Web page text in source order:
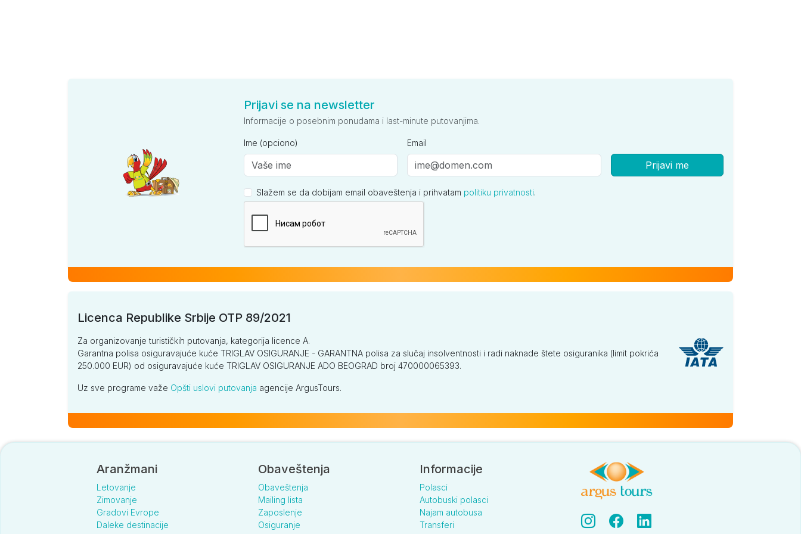
Prijavi se na newsletter
Informacije o posebnim ponudama i last-minute putovanjima.
Ime (opciono) Email
Prijavi me
Slažem se da dobijam email obaveštenja i prihvatam politiku privatnosti.
Licenca Republike Srbije OTP 89/2021
Za organizovanje turističkih putovanja, kategorija licence A.
Garantna polisa osiguravajuće kuće TRIGLAV OSIGURANJE - GARANTNA polisa za slučaj insolventnosti i radi naknade štete osiguranika (limit pokrića
250.000 EUR) od osiguravajuće kuće TRIGLAV OSIGURANJE ADO BEOGRAD broj 470000065393.
Uz sve programe važe Opšti uslovi putovanja agencije ArgusTours.
Aranžmani
Letovanje
Zimovanje
Gradovi Evrope
Daleke destinacije
Obaveštenja
Obaveštenja
Mailing lista
Zaposlenje
Osiguranje
Informacije
Polasci
Autobuski polasci
Najam autobusa
Transferi